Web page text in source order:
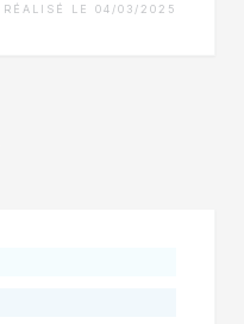
RÉALISÉ LE 04/03/2025